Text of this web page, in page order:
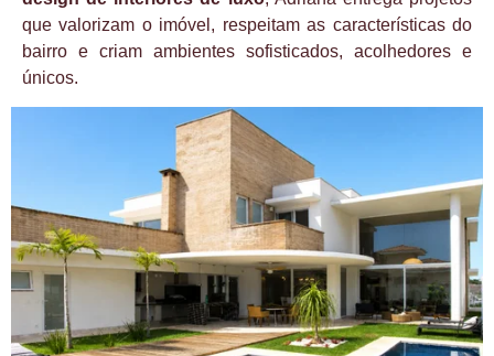
que valorizam o imóvel, respeitam as características do
bairro e criam ambientes sofisticados, acolhedores e
únicos.